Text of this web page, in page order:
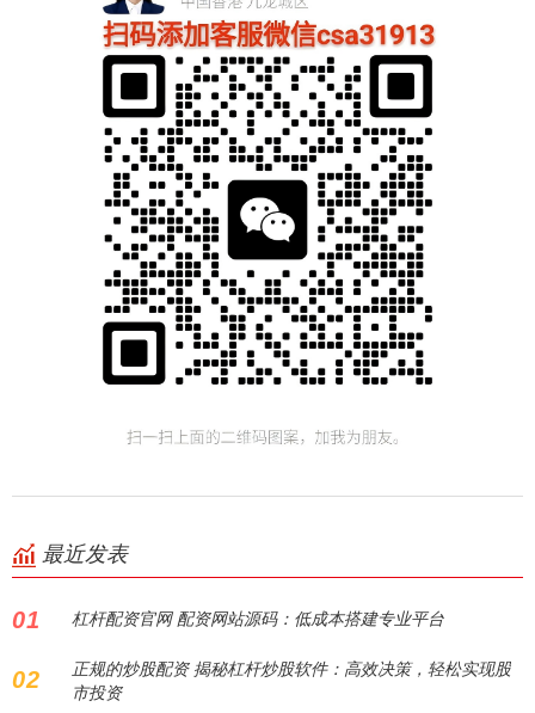
最近发表
01 杠杆配资官网 配资网站源码：低成本搭建专业平台
02
正规的炒股配资 揭秘杠杆炒股软件：高效决策，轻松实现股
市投资